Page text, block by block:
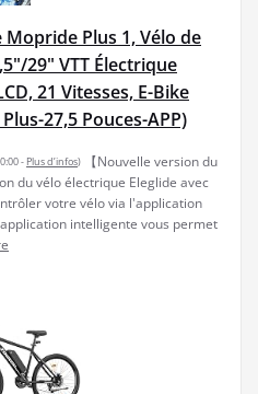
Mopride Plus 1, Vélo de
29" VTT Électrique
21 Vitesses, E-Bike
27,5 Pouces-APP)
- Plus d’infos)
【Nouvelle version du
du vélo électrique Eleglide avec
votre vélo via l'application
intelligente vous permet